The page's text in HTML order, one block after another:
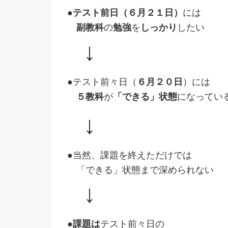
●テスト前日（６月２１日） には
副教科の勉強を しっかり したい
↓
●テスト前々日（ ６月２０日 ）には
５教科が 「できる」状態になってい
↓
●当然、課題を終えただけでは
「できる」状態まで深められない
↓
●課題はテスト前々日の